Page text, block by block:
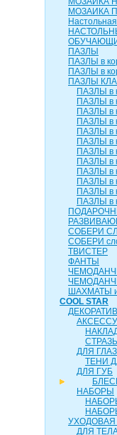
МОЗАИКА
ПАЗЛЫ
ПАЗЛЫ в
ПАЗЛЫ в
ПАЗЛЫ
ПАЗЛЫ в
ПАЗЛЫ в
ПАЗЛЫ в
ПАЗЛЫ в
ПАЗЛЫ в
ПАЗЛЫ в
ПАЗЛЫ в
ПАЗЛЫ в
ПАЗЛЫ в
ПАЗЛЫ в
ПАЗЛЫ в
ПАЗЛЫ в
СОБЕРИ
СОБЕРИ
ТВИСТЕР
ФАНТЫ
ШАХМАТЫ
COOL STAR
ДЛЯ
ТЕНИ
ДЛЯ ГУБ
НАБОРЫ
ДЛЯ